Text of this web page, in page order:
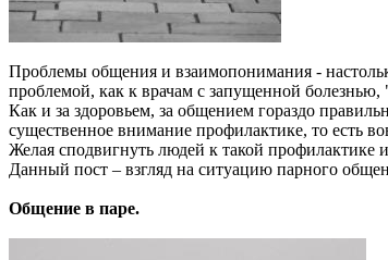
Проблемы общения и взаимопонимания -
проблемой, как к врачам с запущенной болезнью,
Как и за здоровьем, за общением гораздо
существенное внимание профилактике, то есть
Желая сподвигнуть людей к такой профилактике
Данный пост – взгляд на ситуацию парного
Общение в паре.